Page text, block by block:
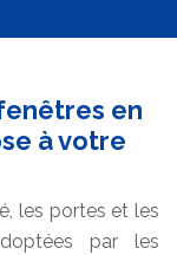
en
à votre
les portes et les
par les